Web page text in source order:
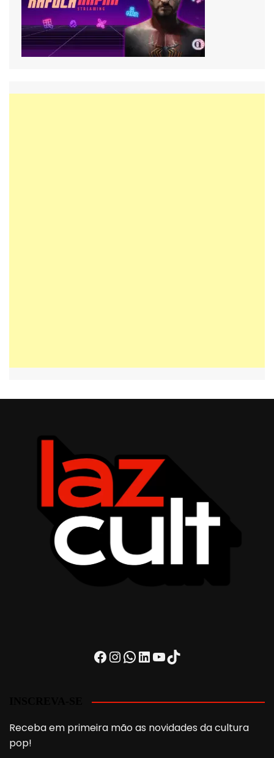
Facebook
Instagram
WhatsApp
LinkedIn
Youtube
TikTok
Receba em primeira mão as novidades da cultura
pop!